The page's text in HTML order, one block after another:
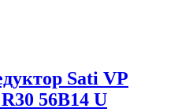
Sati VP
56B14 U